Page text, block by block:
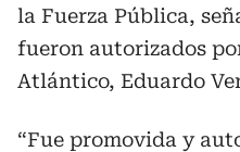
la Fuerza Pública,
fueron autorizados
Atlántico, Eduardo
“Fue promovida y